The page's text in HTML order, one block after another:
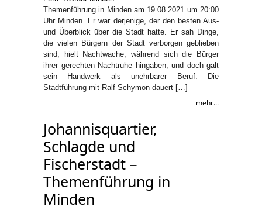
Themenführung in Minden am 19.08.2021 um 20:00
Uhr Minden. Er war derjenige, der den besten Aus-
und Überblick über die Stadt hatte. Er sah Dinge,
die vielen Bürgern der Stadt verborgen geblieben
sind, hielt Nachtwache, während sich die Bürger
ihrer gerechten Nachtruhe hingaben, und doch galt
sein Handwerk als unehrbarer Beruf. Die
Stadtführung mit Ralf Schymon dauert […]
mehr...
Johannisquartier,
Schlagde und
Fischerstadt –
Themenführung in
Minden